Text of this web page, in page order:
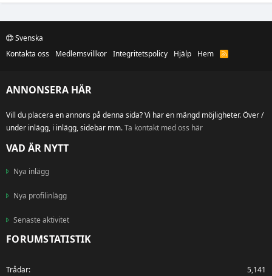
Svenska
Kontakta oss
Medlemsvillkor Integritetspolicy Hjälp Hem
R
ANNONSERA HÄR
Vill du placera en annons på denna sida? Vi har en mängd möjligheter. Över /
under inlägg, i inlägg, sidebar mm.Ta kontakt med oss här
VAD ÄR NYTT
Nya inlägg
Nya profilinlägg
Senaste aktivitet
FORUMSTATISTIK
Trådar 5,141